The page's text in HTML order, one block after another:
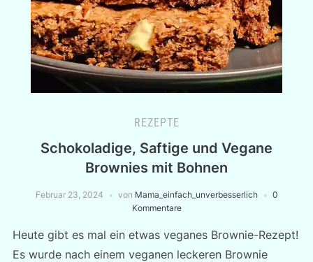
REZEPTE
Schokoladige, Saftige und Vegane
Brownies mit Bohnen
Februar 23, 2024 von Mama_einfach_unverbesserlich
0
Kommentare
Heute gibt es mal ein etwas veganes Brownie-Rezept!
Es wurde nach einem veganen leckeren Brownie